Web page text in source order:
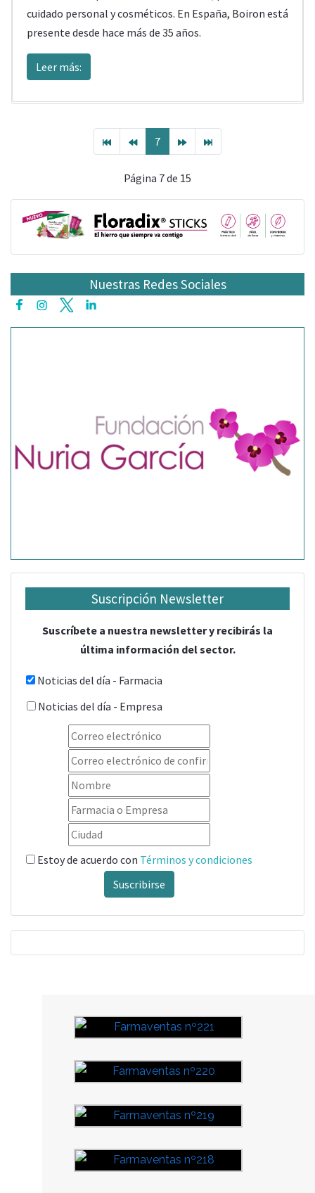
cuidado personal y cosméticos. En España, Boiron está
presente desde hace más de 35 años.
Leer más:
7
Página 7 de 15
Nuestras Redes Sociales
Suscripción Newsletter
Suscríbete a nuestra newsletter y recibirás la
última información del sector.
Noticias del día - Farmacia
Noticias del día - Empresa
Estoy de acuerdo con Términos y condiciones
Suscribirse